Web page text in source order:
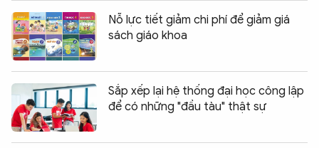
Nỗ lực tiết giảm chi phí để giảm giá
sách giáo khoa
Sắp xếp lại hệ thống đại học công lập
để có những "đầu tàu" thật sự